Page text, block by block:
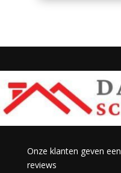
Onze klanten geven een
reviews